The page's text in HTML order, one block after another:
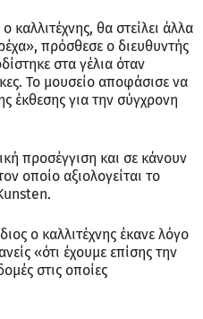
καλλιτέχνης, θα στείλει άλλα
πρόσθεσε ο διευθυντής
στα γέλια όταν
Το μουσείο αποφάσισε να
έκθεσης για την σύγχρονη
προσέγγιση και σε κάνουν
οποίο αξιολογείται το
ο καλλιτέχνης έκανε λόγο
«ότι έχουμε επίσης την
στις οποίες